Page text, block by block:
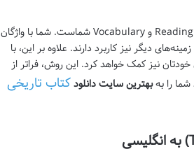
خواندن کتاب‌های تاریخی به زبان انگلیسی، فرصتی طلایی برای تقویت مهارت‌های Reading و Vocabulary شماست. شما با واژگان
دیگر نیز کاربرد دارند. علاوه بر این، با
نیز کمک خواهد کرد. این روش، فراتر از
شما را بهبهترین سایت دانلودکتاب تاریخی